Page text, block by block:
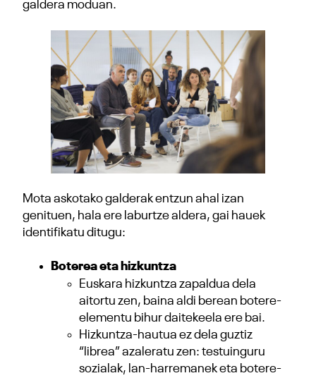
galdera moduan.
Mota askotako galderak entzun ahal izan
genituen, hala ere laburtze aldera, gai hauek
identifikatu ditugu:
Boterea eta hizkuntza
Euskara hizkuntza zapaldua dela
aitortu zen, baina aldi berean botere-
elementu bihur daitekeela ere bai.
Hizkuntza-hautua ez dela guztiz
“librea” azaleratu zen: testuinguru
sozialak, lan-harremanek eta botere-